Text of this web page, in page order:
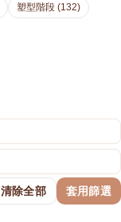
塑型階段 (132)
清除全部
套用篩選